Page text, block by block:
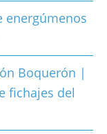
energúmenos
Boquerón |
fichajes del